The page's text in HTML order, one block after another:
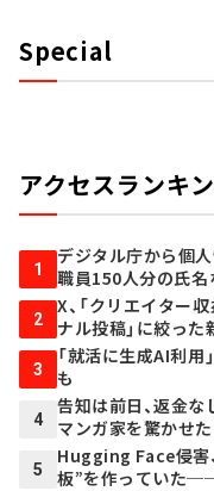
Special
アクセスランキ
1
デジタル庁から個
職員150人分の氏名
2
X、「クリエイター
ナル投稿」に絞っ
3
「就活に生成AI利
も
4
告知は前日、返金
マンガ家を驚かせ
5
Hugging Face侵害
板”を作っていた